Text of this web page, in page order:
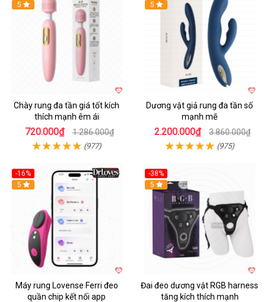
Hot
5
Chày rung đa tần giá tốt kích
thích mạnh êm ái
720.000₫ 1.286.000₫
(977)
Hot
5
Dương vật giả rung đa tần số
mạnh mẽ
2.200.000₫ 3.860.000₫
(975)
-16%
Hot
5
Máy rung Lovense Ferri đeo
quần chip kết nối app
-38%
Hot
5
Đai đeo dương vật RGB harness
tăng kích thích mạnh